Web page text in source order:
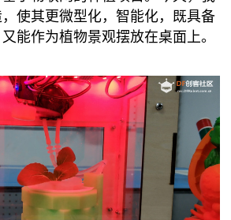
使其更微型化，智能化，既具备
能作为植物景观摆放在桌面上。